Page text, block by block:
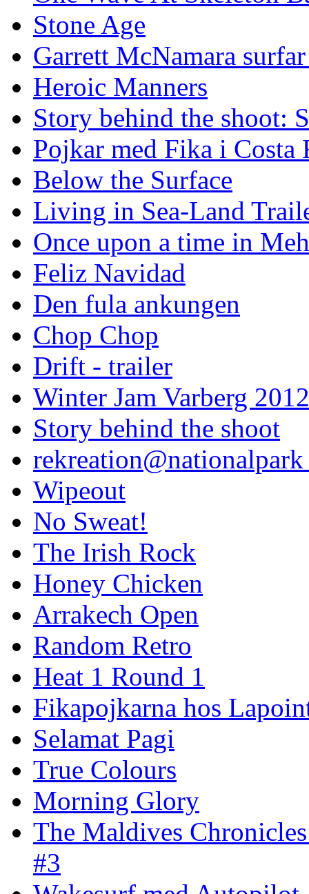
Stone Age
Garrett McNamara
Heroic Manners
Story behind the shoot:
Pojkar med Fika i Costa
Below the Surface
Living in Sea-Land
Once upon a time in
Feliz Navidad
Den fula ankungen
Chop Chop
Drift - trailer
Winter Jam Varberg 2012
Story behind the shoot
rekreation@nationalpark
Wipeout
No Sweat!
The Irish Rock
Honey Chicken
Arrakech Open
Random Retro
Heat 1 Round 1
Fikapojkarna hos
Selamat Pagi
True Colours
Morning Glory
The Maldives
#3